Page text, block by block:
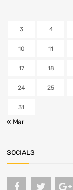
3 4
10 11
17 18
24 25
31
« Mar
SOCIALS